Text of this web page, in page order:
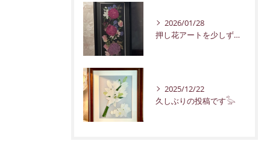
2026/01/28
押し花アートを少しずつ紹介していきます。
2025/12/22
久しぶりの投稿です𓅭